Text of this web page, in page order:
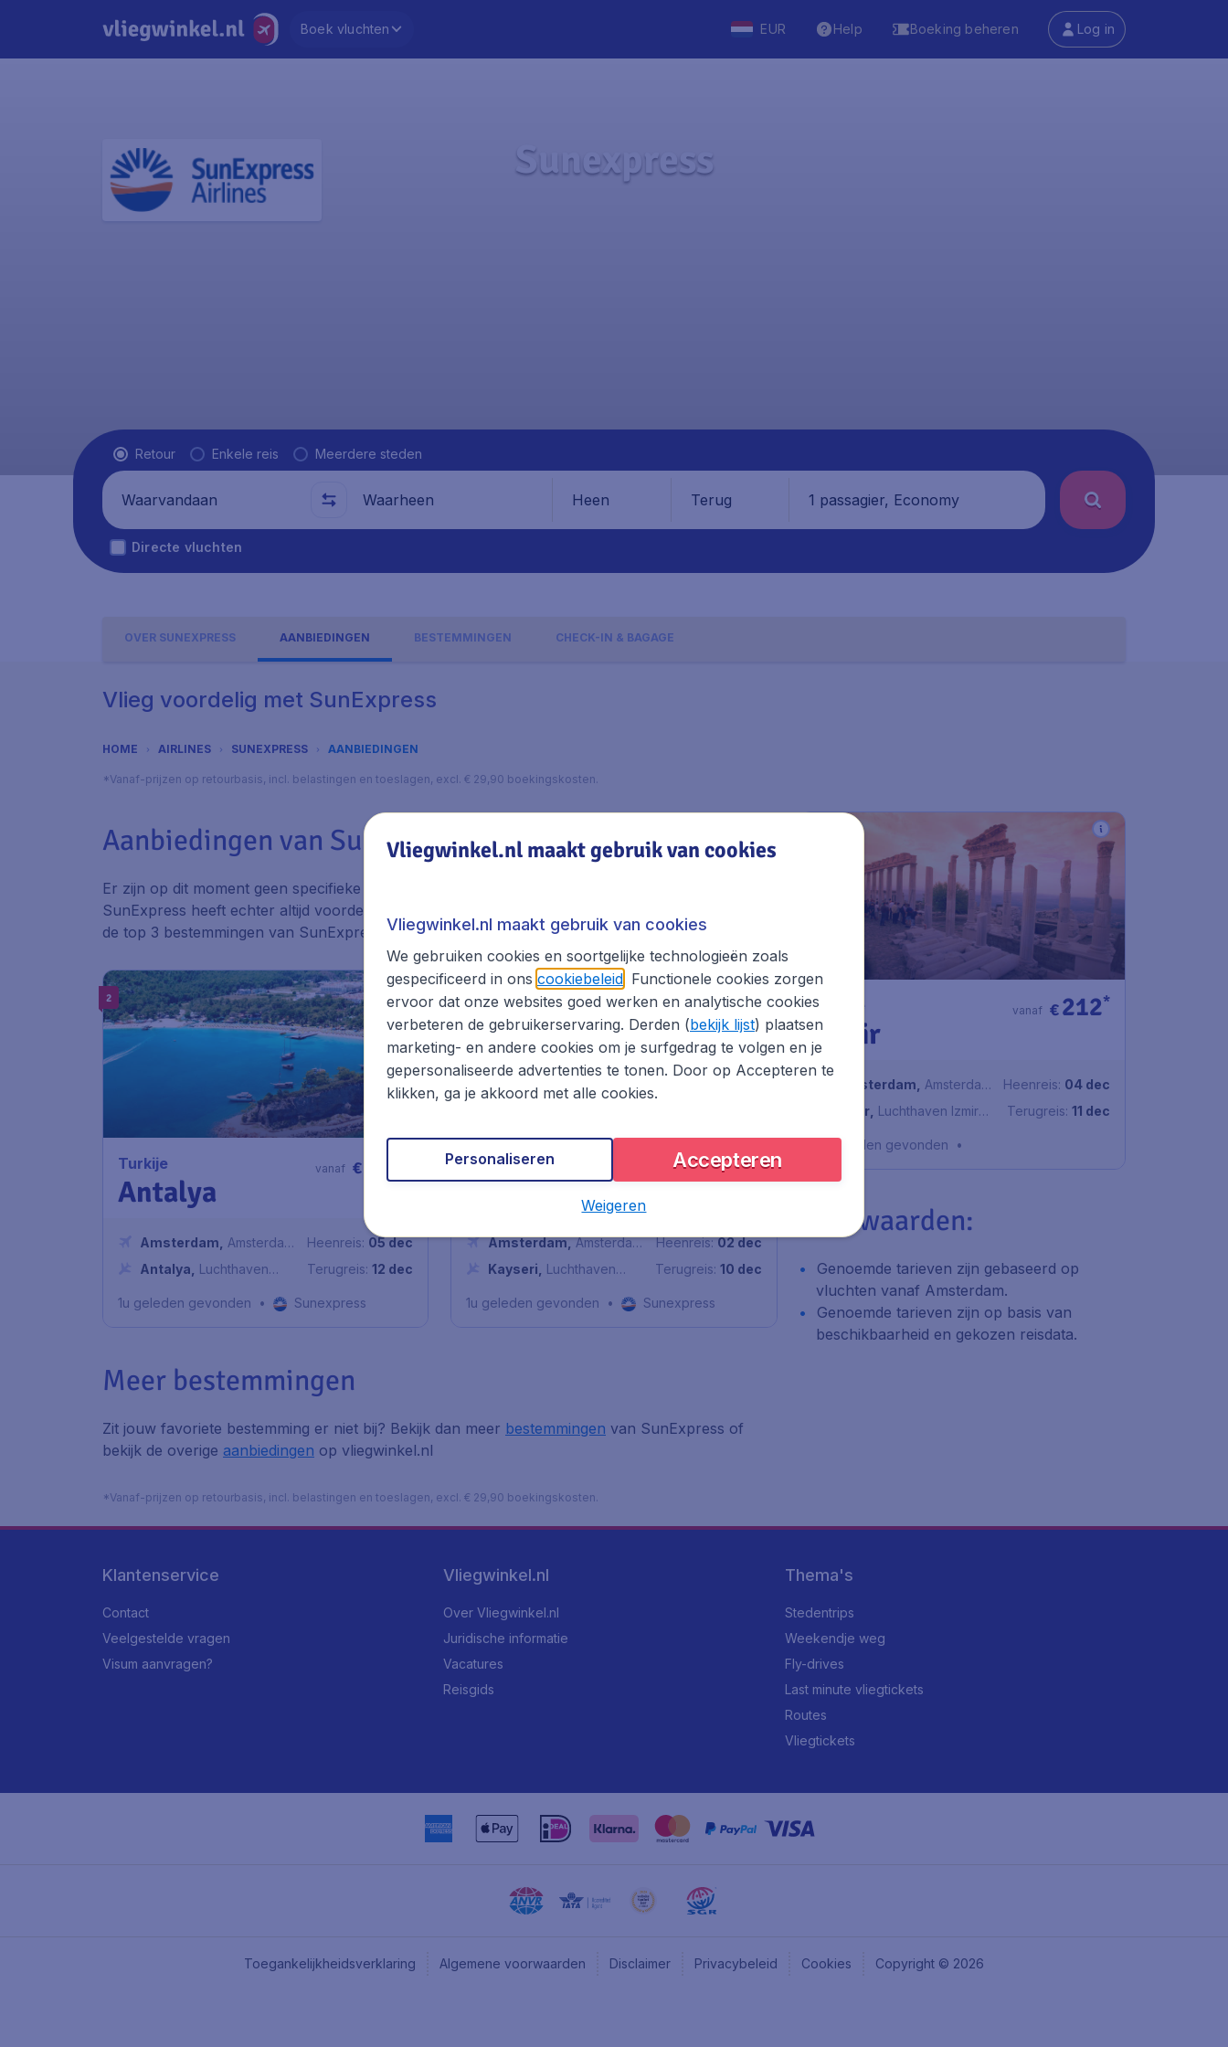
Boek vluchten EUR Help Boeking beheren Log in
Sunexpress
Vluchttype
Retour Enkele reis Meerdere steden
Waarvandaan Waarheen Heen Terug 1 passagier, Economy
Directe vluchten
OVER SUNEXPRESS AANBIEDINGEN BESTEMMINGEN CHECK-IN & BAGAGE
Vlieg voordelig met SunExpress
HOME AIRLINES SUNEXPRESS AANBIEDINGEN
*Vanaf-prijzen op retourbasis, incl. belastingen en toeslagen, excl. € 29,90 boekingskosten.
Aanbiedingen van SunExpress
Er zijn op dit moment geen specifieke aanbiedingen van deze luchtvaartmaatschappij.
SunExpress heeft echter altijd voordelige tarieven naar de populairste bestemmingen. Bekijk hier
de top 3 bestemmingen van SunExpress.
Turkije
Izmir
€212*
vanaf
Amsterdam
Amsterdam
Airport Schiphol
İzmir, Luchthaven Izmir
Heenreis: 04 dec
Terugreis: 11 dec
1u geleden gevonden •
2
Turkije
Antalya
€
vanaf
Amsterdam
Amsterdam
Airport Schiphol
Antalya
Luchthaven
Heenreis: 05 dec
Terugreis: 12 dec
1u geleden gevonden • Sunexpress
3
Turkije
Kayseri
€ 201*
vanaf
Amsterdam, Amsterdam
Airport Schiphol
Kayseri
Luchthaven
Heenreis: 02 dec
Terugreis: 10 dec
1u geleden gevonden • Sunexpress
Voorwaarden:
Genoemde tarieven zijn gebaseerd op
vluchten vanaf Amsterdam.
Genoemde tarieven zijn op basis van
beschikbaarheid en gekozen reisdata.
Meer bestemmingen
Zit jouw favoriete bestemming er niet bij? Bekijk dan meer bestemmingen van SunExpress of
bekijk de overige aanbiedingen op vliegwinkel.nl
*Vanaf-prijzen op retourbasis, incl. belastingen en toeslagen, excl. € 29,90 boekingskosten.
Klantenservice
Contact
Veelgestelde vragen
Visum aanvragen?
Vliegwinkel.nl
Over Vliegwinkel.nl
Juridische informatie
Vacatures
Reisgids
Thema's
Stedentrips
Weekendje weg
Fly-drives
Last minute vliegtickets
Routes
Vliegtickets
Toegankelijkheidsverklaring Algemene voorwaarden Disclaimer Privacybeleid Cookies Copyright © 2026
Vliegwinkel.nl maakt gebruik van cookies
Vliegwinkel.nl maakt gebruik van cookies
We gebruiken cookies en soortgelijke technologieën zoals
gespecificeerd in ons cookiebeleid. Functionele cookies zorgen
ervoor dat onze websites goed werken en analytische cookies
verbeteren de gebruikerservaring. Derden (bekijk lijst) plaatsen
marketing- en andere cookies om je surfgedrag te volgen en je
gepersonaliseerde advertenties te tonen. Door op Accepteren te
klikken, ga je akkoord met alle cookies.
Accepteren
Personaliseren
Weigeren